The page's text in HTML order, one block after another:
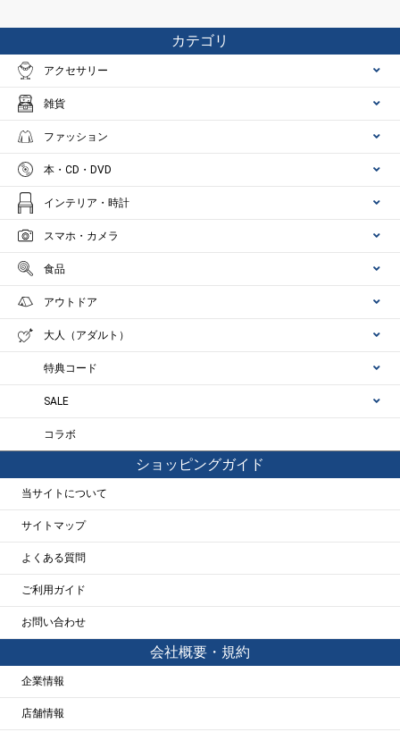
カテゴリ
アクセサリー
雑貨
ファッション
本・CD・DVD
インテリア・時計
スマホ・カメラ
食品
アウトドア
大人（アダルト）
特典コード
SALE
コラボ
ショッピングガイド
当サイトについて
サイトマップ
よくある質問
ご利用ガイド
お問い合わせ
会社概要・規約
企業情報
店舗情報